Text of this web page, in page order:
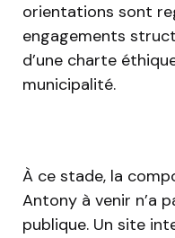
orientations sont
engagements
d’une charte
municipalité.
À ce stade, la
Antony à venir n’a
publique. Un site